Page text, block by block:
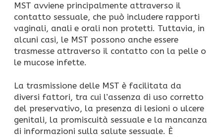
MST avviene principalmente attraverso il
contatto sessuale, che può includere rapporti
vaginali, anali e orali non protetti. Tuttavia, in
alcuni casi, le MST possono anche essere
trasmesse attraverso il contatto con la pelle o
le mucose infette.
La trasmissione delle MST è facilitata da
diversi fattori, tra cui l’assenza di uso corretto
del preservativo, la presenza di lesioni o ulcere
genitali, la promiscuità sessuale e la mancanza
di informazioni sulla salute sessuale. È